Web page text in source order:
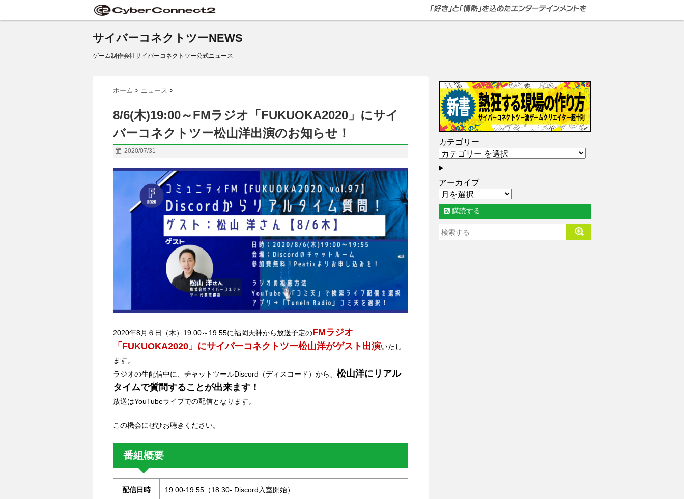
サイバーコネクトツーNEWS
ゲーム制作会社サイバーコネクトツー公式ニュース
ホーム > ニュース >
8/6(木)19:00～FMラジオ「FUKUOKA2020」にサイ
バーコネクトツー松山洋出演のお知らせ！
2020/07/31
2020年8月６日（木）19:00～19:55に福岡天神から放送予定のFMラジオ
「FUKUOKA2020」にサイバーコネクトツー松山洋がゲスト出演いたし
ます。
ラジオの生配信中に、チャットツールDiscord（ディスコード）から、 松山洋にリアル
タイムで質問することが出来ます！
放送はYouTubeライブでの配信となります。
この機会にぜひお聴きください。
番組概要
配信日時 19:00-19:55（18:30- Discord入室開始）
カテゴリー
アーカイブ
購読する